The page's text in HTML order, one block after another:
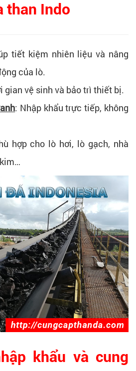
than Indo
tiết kiệm nhiên liệu và nâng
của lò.
gian vệ sinh và bảo trì thiết bị.
: Nhập khẩu trực tiếp, không
hợp cho lò hơi, lò gạch, nhà
khẩu và cung